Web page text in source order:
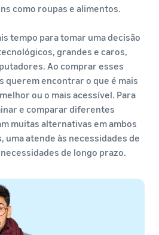
como roupas e alimentos.
tempo para tomar uma decisão
grandes e caros,
Ao comprar esses
querem encontrar o que é mais
ou o mais acessível. Para
e comparar diferentes
muitas alternativas em ambos
atende às necessidades de
de longo prazo.